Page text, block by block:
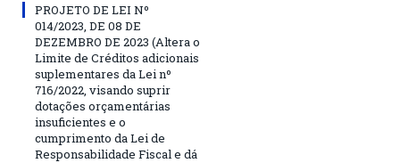
PROJETO DE LEI Nº
014/2023, DE 08 DE
DEZEMBRO DE 2023 (Altera o
Limite de Créditos adicionais
suplementares da Lei nº
716/2022, visando suprir
dotações orçamentárias
insuficientes e o
cumprimento da Lei de
Responsabilidade Fiscal e dá